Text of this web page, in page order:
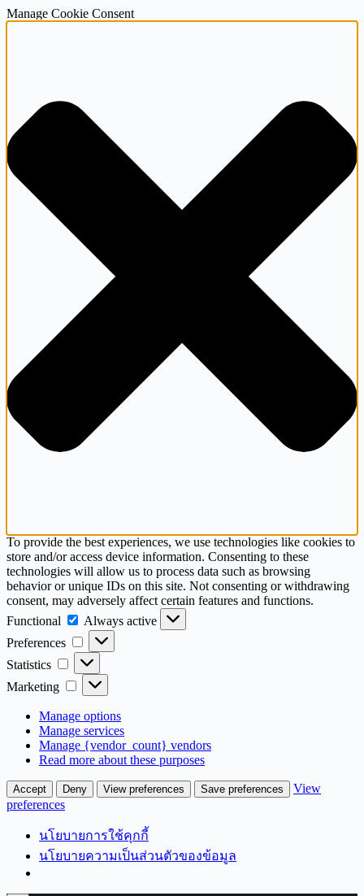
Manage Cookie Consent
To provide the best experiences, we use technologies like cookies to
store and/or access device information. Consenting to these
technologies will allow us to process data such as browsing
behavior or unique IDs on this site. Not consenting or withdrawing
consent, may adversely affect certain features and functions.
Functional
Functional
Always active
Preferences
Preferences
Statistics Statistics
Marketing Marketing
Manage options
Manage services
Manage {vendor_count} vendors
Read more about these purposes
Accept Deny View preferences Save preferences
View
preferences
นโยบายการใช้คุกกี้
นโยบายความเป็นส่วนตัวของข้อมูล